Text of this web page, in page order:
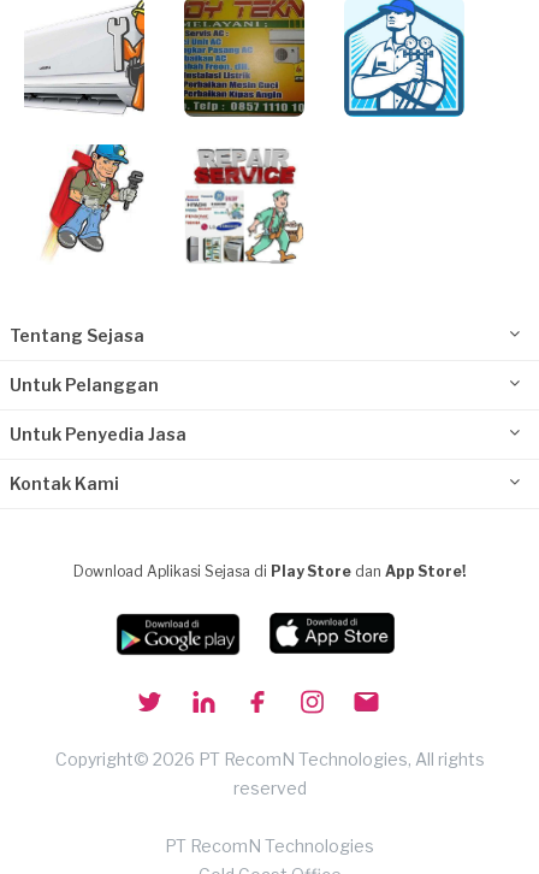
Tentang Sejasa
Untuk Pelanggan
Untuk Penyedia Jasa
Kontak Kami
Download Aplikasi Sejasa di Play Store dan App Store!
Copyright© 2026 PT RecomN Technologies, All rights
reserved
PT RecomN Technologies